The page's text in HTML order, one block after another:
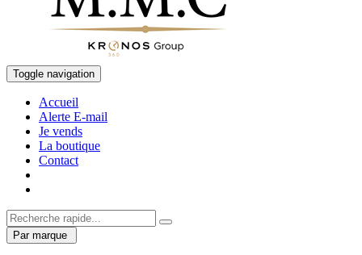
Toggle navigation
Accueil
Alerte E-mail
Je vends
La boutique
Contact
Par marque